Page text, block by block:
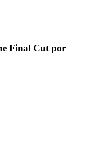
Final Cut por